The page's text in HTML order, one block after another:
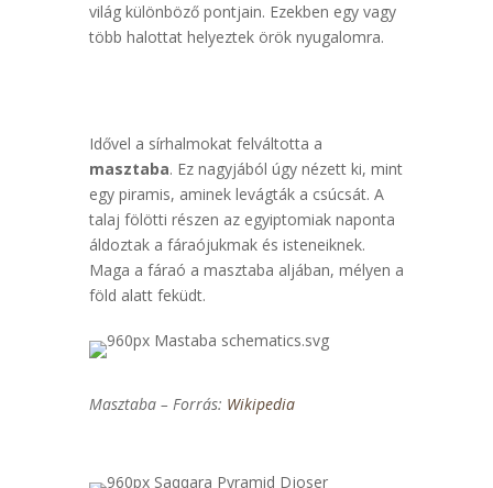
világ különböző pontjain. Ezekben egy vagy
több halottat helyeztek örök nyugalomra.
Idővel a sírhalmokat felváltotta a
masztaba. Ez nagyjából úgy nézett ki, mint
egy piramis, aminek levágták a csúcsát. A
talaj fölötti részen az egyiptomiak naponta
áldoztak a fáraójukmak és isteneiknek.
Maga a fáraó a masztaba aljában, mélyen a
föld alatt feküdt.
Masztaba – Forrás: Wikipedia